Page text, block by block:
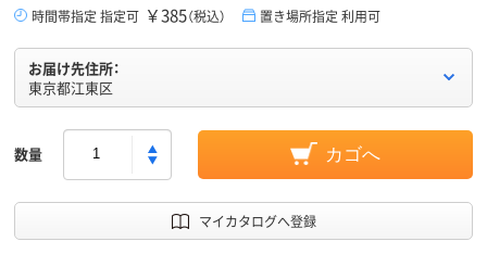
時間帯指定 指定可 ￥385（税込） 置き場所指定 利用可
お届け先住所：
東京都江東区
数量 カゴへ
マイカタログへ登録